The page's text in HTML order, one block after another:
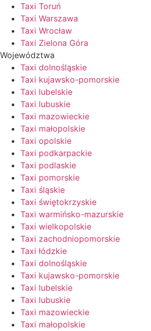
Taxi Toruń
Taxi Warszawa
Taxi Wrocław
Taxi Zielona Góra
Województwa
Taxi dolnośląskie
Taxi kujawsko-pomorskie
Taxi lubelskie
Taxi lubuskie
Taxi mazowieckie
Taxi małopolskie
Taxi opolskie
Taxi podkarpackie
Taxi podlaskie
Taxi pomorskie
Taxi śląskie
Taxi świętokrzyskie
Taxi warmińsko-mazurskie
Taxi wielkopolskie
Taxi zachodniopomorskie
Taxi łódzkie
Taxi dolnośląskie
Taxi kujawsko-pomorskie
Taxi lubelskie
Taxi lubuskie
Taxi mazowieckie
Taxi małopolskie